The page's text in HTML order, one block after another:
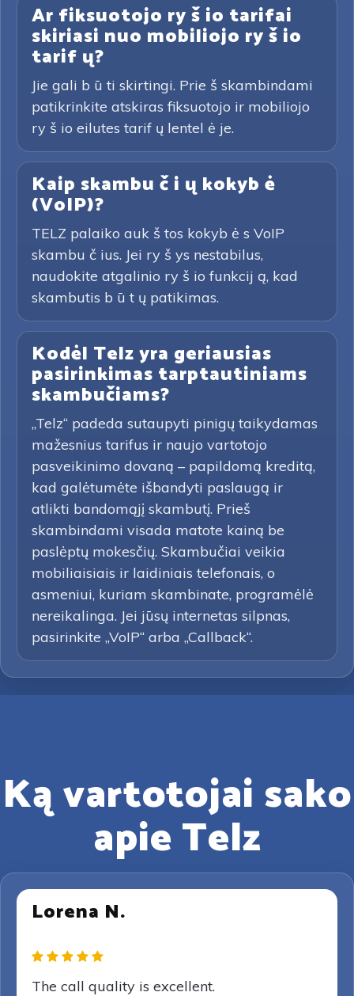
Ar fiksuotojo ry š io tarifai
skiriasi nuo mobiliojo ry š io
tarif ų?
Jie gali b ū ti skirtingi. Prie š skambindami
patikrinkite atskiras fiksuotojo ir mobiliojo
ry š io eilutes tarif ų lentel ė je.
Kaip skambu č i ų kokyb ė
(VoIP)?
TELZ palaiko auk š tos kokyb ė s VoIP
skambu č ius. Jei ry š ys nestabilus,
naudokite atgalinio ry š io funkcij ą, kad
skambutis b ū t ų patikimas.
Kodėl Telz yra geriausias
pasirinkimas tarptautiniams
skambučiams?
„Telz“ padeda sutaupyti pinigų taikydamas
mažesnius tarifus ir naujo vartotojo
pasveikinimo dovaną – papildomą kreditą,
kad galėtumėte išbandyti paslaugą ir
atlikti bandomąjį skambutį. Prieš
skambindami visada matote kainą be
paslėptų mokesčių. Skambučiai veikia
mobiliaisiais ir laidiniais telefonais, o
asmeniui, kuriam skambinate, programėlė
nereikalinga. Jei jūsų internetas silpnas,
pasirinkite „VoIP“ arba „Callback“.
Ką vartotojai sako
apie Telz
Lorena N.
The call quality is excellent.